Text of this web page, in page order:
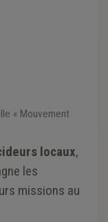
« Mouvement
locaux,
les
missions au